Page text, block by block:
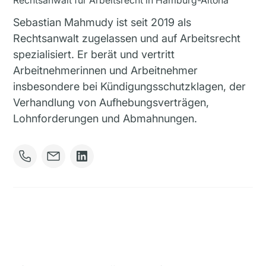
Sebastian Mahmudy ist seit 2019 als
Rechtsanwalt zugelassen und auf Arbeitsrecht
spezialisiert. Er berät und vertritt
Arbeitnehmerinnen und Arbeitnehmer
insbesondere bei Kündigungsschutzklagen, der
Verhandlung von Aufhebungsverträgen,
Lohnforderungen und Abmahnungen.